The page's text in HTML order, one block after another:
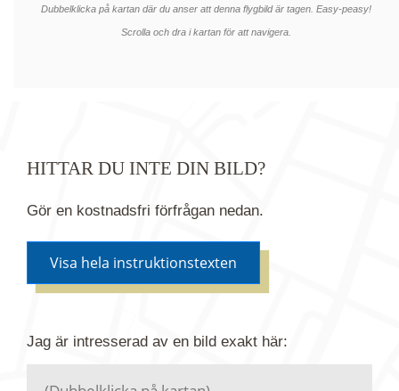
Dubbelklicka på kartan där du anser att denna flygbild är tagen. Easy-peasy!
Scrolla och dra i kartan för att navigera.
HITTAR DU INTE DIN BILD?
Gör en kostnadsfri förfrågan nedan.
Visa hela instruktionstexten
Jag är intresserad av en bild exakt här: